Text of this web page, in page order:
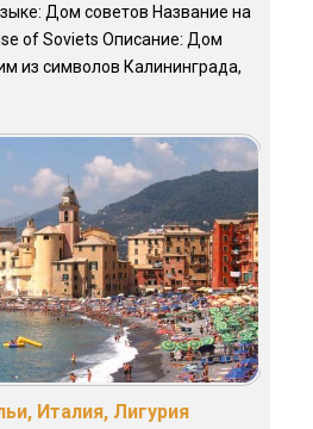
Дом советов Название на
of Soviets Описание: Дом
из символов Калининграда,
Италия, Лигурия